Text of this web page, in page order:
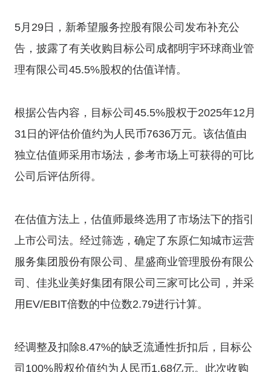
5月29日，新希望服务控股有限公司发布补充公
告，披露了有关收购目标公司成都明宇环球商业管
理有限公司45.5%股权的估值详情。
根据公告内容，目标公司45.5%股权于2025年12月
31日的评估价值约为人民币7636万元。该估值由
独立估值师采用市场法，参考市场上可获得的可比
公司后评估所得。
在估值方法上，估值师最终选用了市场法下的指引
上市公司法。经过筛选，确定了东原仁知城市运营
服务集团股份有限公司、星盛商业管理股份有限公
司、佳兆业美好集团有限公司三家可比公司，并采
用EV/EBIT倍数的中位数2.79进行计算。
经调整及扣除8.47%的缺乏流通性折扣后，目标公
司100%股权价值约为人民币1.68亿元。此次收购